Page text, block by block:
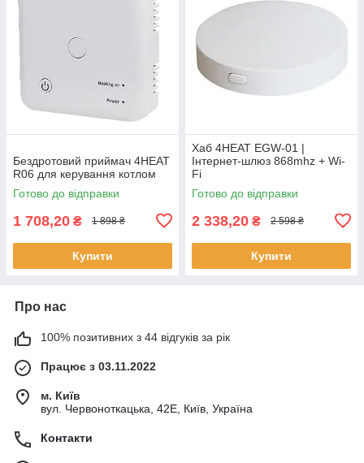
Бездротовий приймач 4HEAT
R06 для керування котлом
Готово до відправки
1 708,20 ₴ 1 898 ₴
Купити
Хаб 4HEAT EGW-01 |
Інтернет-шлюз 868mhz + Wi-
Fi
Готово до відправки
2 338,20 ₴ 2 598 ₴
Купити
Про нас
100% позитивних з 44 відгуків за рік
Працює з 03.11.2022
м. Київ
вул. Червоноткацька, 42Е, Київ, Україна
Контакти